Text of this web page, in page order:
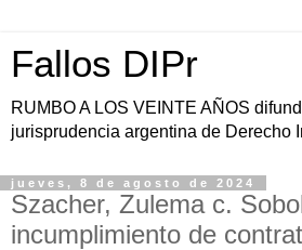
Fallos DIPr
RUMBO A LOS VEINTE AÑOS
jurisprudencia argentina de Derecho
jueves, 8 de agosto de 2024
Szacher, Zulema c.
incumplimiento de